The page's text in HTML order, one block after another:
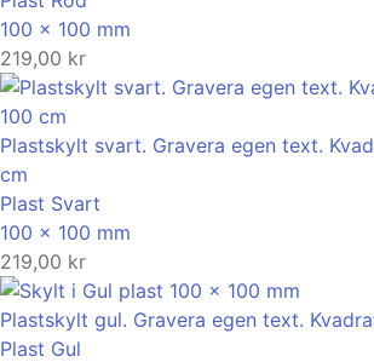
100 x 100 mm
219,00 kr
Plastskylt svart. Gravera egen text.
cm
Plast Svart
100 x 100 mm
219,00 kr
Plastskylt gul. Gravera egen text.
Plast Gul